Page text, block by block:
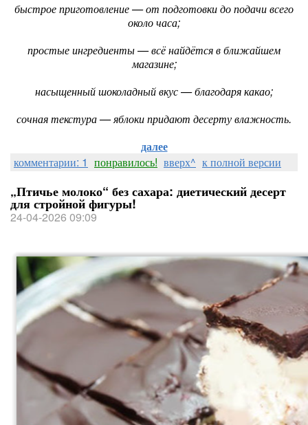
быстрое приготовление — от подготовки до подачи всего
около часа;
простые ингредиенты — всё найдётся в ближайшем
магазине;
насыщенный шоколадный вкус — благодаря какао;
сочная текстура — яблоки придают десерту влажность.
далее
комментарии: 1 понравилось! вверх^ к полной версии
„Птичье молоко“ без сахара: диетический десерт
для стройной фигуры!
24-04-2026 09:09